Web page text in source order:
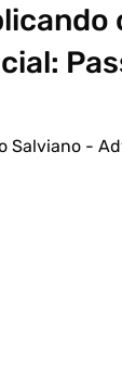
Salviano -